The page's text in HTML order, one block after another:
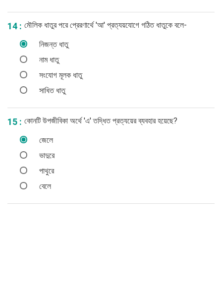
14 : মৌলিক ধাতুর পরে প্রেরণার্থে 'আ' প্রত্যয়যোগে গঠিত ধাতুকে বলে-
নিজন্ত ধাতু
নাম ধাতু
সংযোগ মূলক ধাতু
সাধিত ধাতু
15 : কোনটি উপজীবিকা অর্থে 'এ' তদ্ধিত প্রত্যয়ের ব্যবহার হয়েছে?
জেলে
ভাদুরে
পাথুরে
বেলে